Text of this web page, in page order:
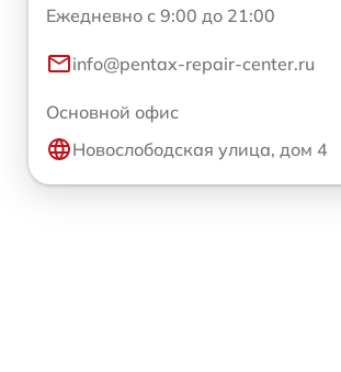
Ежедневно с 9:00 до 21:00
info@pentax-repair-center.ru
Основной офис
Новослободская улица, дом 4